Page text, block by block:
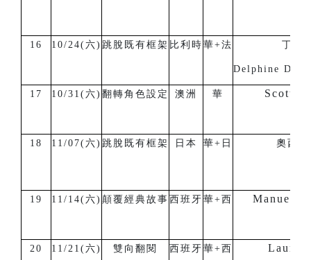
16 10/24(六) 跳脫既有框架 比利時 華+法 丁徳
Delphine De
17 10/31(六) 翻轉角色設定 澳洲 華 Scott
18 11/07(六) 跳脫既有框架 日本 華+日 奧西
19 11/14(六) 顛覆經典故事 西班牙 華+西 Manuel
20 11/21(六) 雙向翻閱 西班牙 華+西 Laura